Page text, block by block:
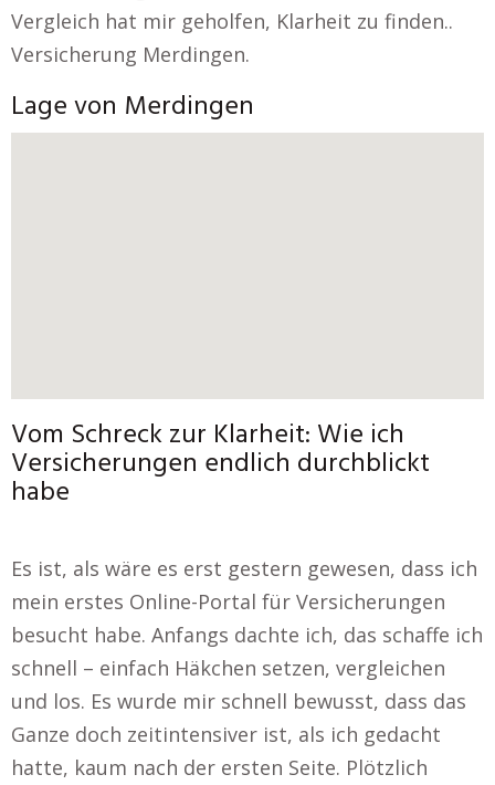
Vergleich hat mir geholfen, Klarheit zu finden..
Versicherung Merdingen.
Lage von Merdingen
Vom Schreck zur Klarheit: Wie ich
Versicherungen endlich durchblickt
habe
Es ist, als wäre es erst gestern gewesen, dass ich
mein erstes Online-Portal für Versicherungen
besucht habe. Anfangs dachte ich, das schaffe ich
schnell – einfach Häkchen setzen, vergleichen
und los. Es wurde mir schnell bewusst, dass das
Ganze doch zeitintensiver ist, als ich gedacht
hatte, kaum nach der ersten Seite. Plötzlich